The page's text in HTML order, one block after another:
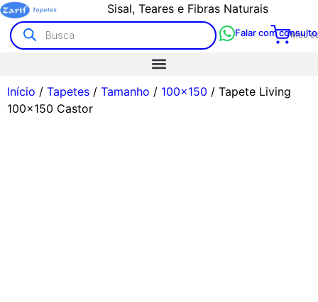
Sisal, Teares e Fibras Naturais
Meu
Falar com
Início / Tapetes / Tamanho / 100x150 / Tapete Living
100×150 Castor